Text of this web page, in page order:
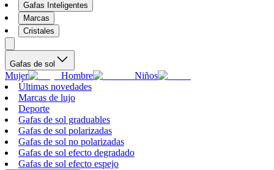
Gafas Inteligentes
Marcas
Cristales
Gafas de sol
Mujer Hombre
Niños
Últimas novedades
Marcas de lujo
Deporte
Gafas de sol graduables
Gafas de sol polarizadas
Gafas de sol no polarizadas
Gafas de sol efecto degradado
Gafas de sol efecto espejo